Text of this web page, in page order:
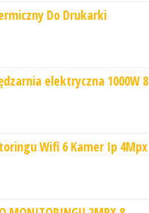
Do Drukarki
elektryczna 1000W 8
Wifi 6 Kamer Ip 4Mpx